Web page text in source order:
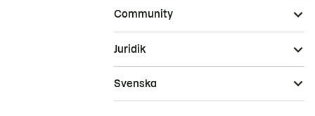
Community
Juridik
Svenska